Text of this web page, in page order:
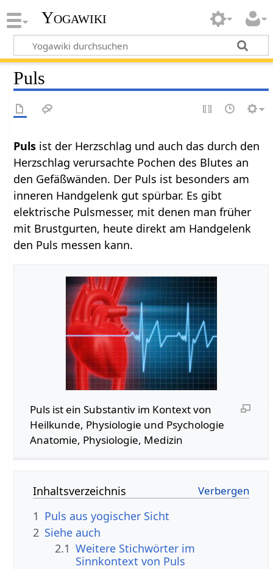
Yogawiki
Puls
ist der Herzschlag und auch das durch den
Herzschlag verursachte Pochen des Blutes an
den Gefäßwänden. Der Puls ist besonders am
inneren Handgelenk gut spürbar. Es gibt
elektrische Pulsmesser, mit denen man früher
mit Brustgurten, heute direkt am Handgelenk
den Puls messen kann.
Puls‏‎ ist ein Substantiv im Kontext von
Heilkunde, Physiologie und Psychologie
Anatomie, Physiologie, Medizin
Inhaltsverzeichnis
1 Puls aus yogischer Sicht
2 Siehe auch
2.1 Weitere Stichwörter im